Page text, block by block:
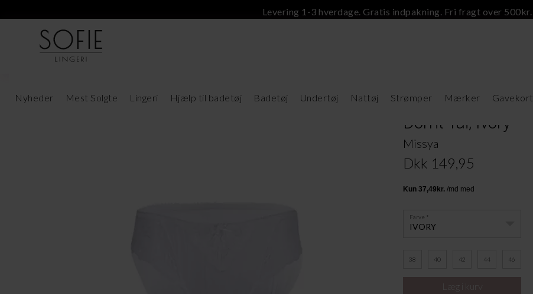
Levering 1-3 hverdage. Gratis indpakning. Fri fragt over 500kr.
Nyheder Mest Solgte Lingeri Hjælp til badetøj Badetøj Undertøj Nattøj Strømper Mærker Gavekort
Dorrit Tai, Ivory
Missya
Dkk 149,95
IVORY
Farve
38 40 42 44 46